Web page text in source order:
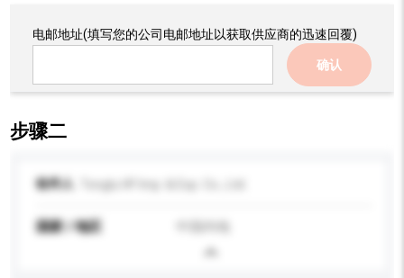
电邮地址(填写您的公司电邮地址以获取供应商的迅速回覆)
确认
步骤二
收件人
国家 / 地区